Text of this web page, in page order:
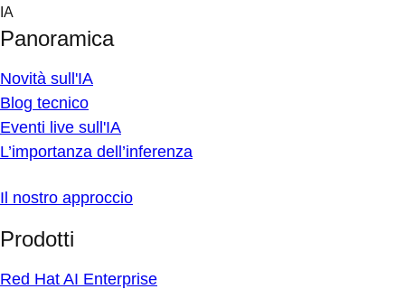
Skip
content
IA
Panoramica
Novità sull'IA
Blog tecnico
Eventi live sull'IA
L’importanza dell’inferenza
Il nostro approccio
Prodotti
Red Hat AI Enterprise